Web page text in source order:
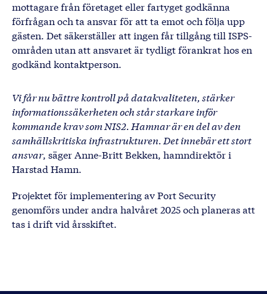
mottagare från företaget eller fartyget godkänna
förfrågan och ta ansvar för att ta emot och följa upp
gästen. Det säkerställer att ingen får tillgång till ISPS-
områden utan att ansvaret är tydligt förankrat hos en
godkänd kontaktperson.
Vi får nu bättre kontroll på datakvaliteten, stärker
informationssäkerheten och står starkare inför
kommande krav som NIS2. Hamnar är en del av den
samhällskritiska infrastrukturen. Det innebär ett stort
ansvar, säger Anne-Britt Bekken, hamndirektör i
Harstad Hamn.
Projektet för implementering av Port Security
genomförs under andra halvåret 2025 och planeras att
tas i drift vid årsskiftet.